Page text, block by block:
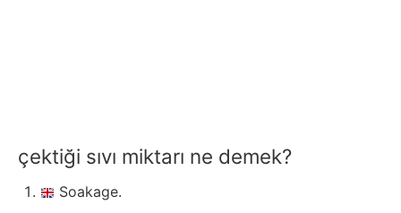
çektiği sıvı miktarı ne demek?
Soakage.